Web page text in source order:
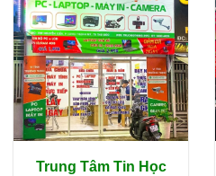
Trung Tâm Tin Học